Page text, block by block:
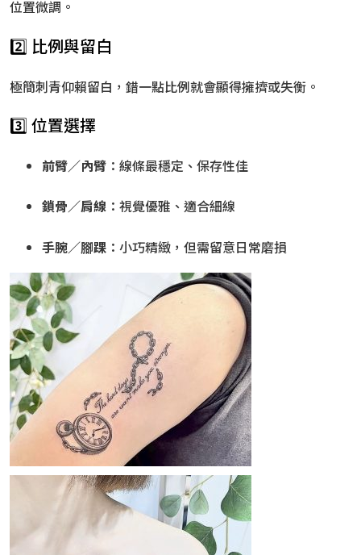
位置微調。
2️⃣ 比例與留白
極簡刺青仰賴留白，錯一點比例就會顯得擁擠或失衡。
3️⃣ 位置選擇
前臂／內臂 ：線條最穩定、保存性佳
鎖骨／肩線 ：視覺優雅、適合細線
手腕／腳踝 ：小巧精緻，但需留意日常磨損